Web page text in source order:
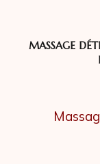
MASSAGE